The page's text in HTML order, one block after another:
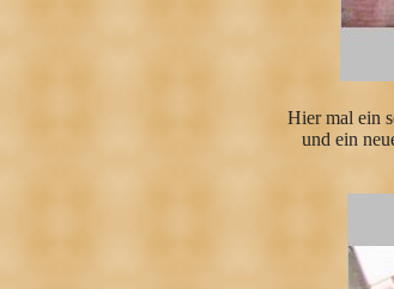
Hier mal ein
und ein